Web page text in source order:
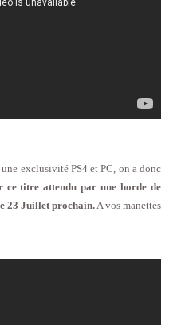
exclusivité PS4 et PC, on a donc
ce titre attendu par une horde de
23 Juillet prochain.A vos manettes